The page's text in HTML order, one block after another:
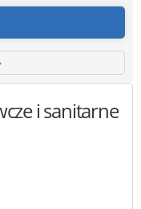
i sanitarne